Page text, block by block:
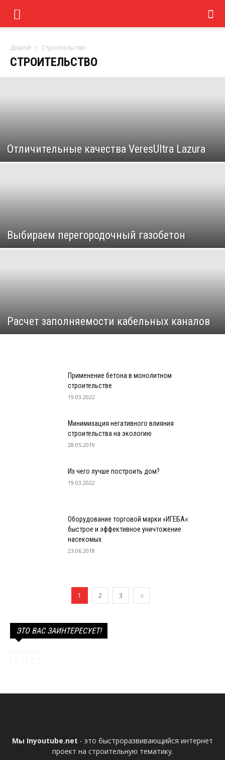
Домой Строительство
СТРОИТЕЛЬСТВО
Отличительные качества VeresUltra Lazura
Выбираем перегородочный газобетон
Расчет заполняемости кабельных каналов
Применение бетона в монолитном
строительстве
19.03.2022
Минимизация негативного влияния
строительства на экологию
28.05.2019
Из чего лучше построить дом?
19.03.2022
Оборудование торговой марки «ИГЕБА»:
быстрое и эффективное уничтожение
насекомых
23.06.2018
1 2 3
ЭТО ВАС ЗАИНТЕРЕСУЕТ!
Мы Inyoutube.net - это быстроразвивающийся интернет
проект на строительную тематику.